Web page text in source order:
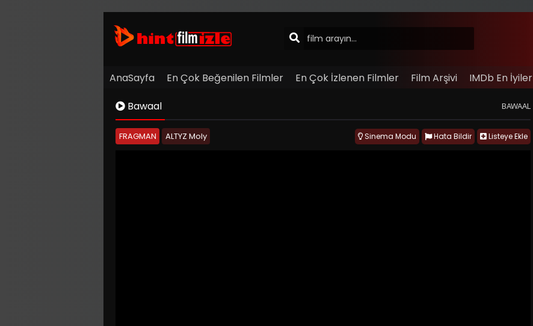
AnaSayfa En Çok Beğenilen Filmler En Çok İzlenen Filmler Film Arşivi IMDb En İyiler
Bawaal BAWAAL
FRAGMAN ALTYZ Moly Listeye Ekle
Hata Bildir
Sinema Modu